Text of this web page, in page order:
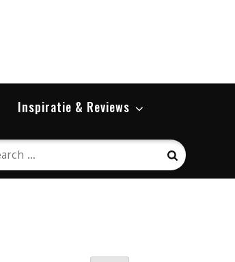
Inspiratie & Reviews
Search